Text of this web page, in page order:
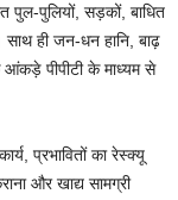
पुल-पुलियों, सड़कों, बाधित
साथ ही जन-धन हानि, बाढ़
आंकड़े पीपीटी के माध्यम से
प्रभावितों का रेस्क्यू
और खाद्य सामग्री